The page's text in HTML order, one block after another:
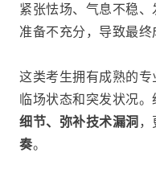
紧张怯场、气息不稳、
准备不充分，导致最终
这类考生拥有成熟的
临场状态和突发状况
细节、弥补技术漏洞
奏。